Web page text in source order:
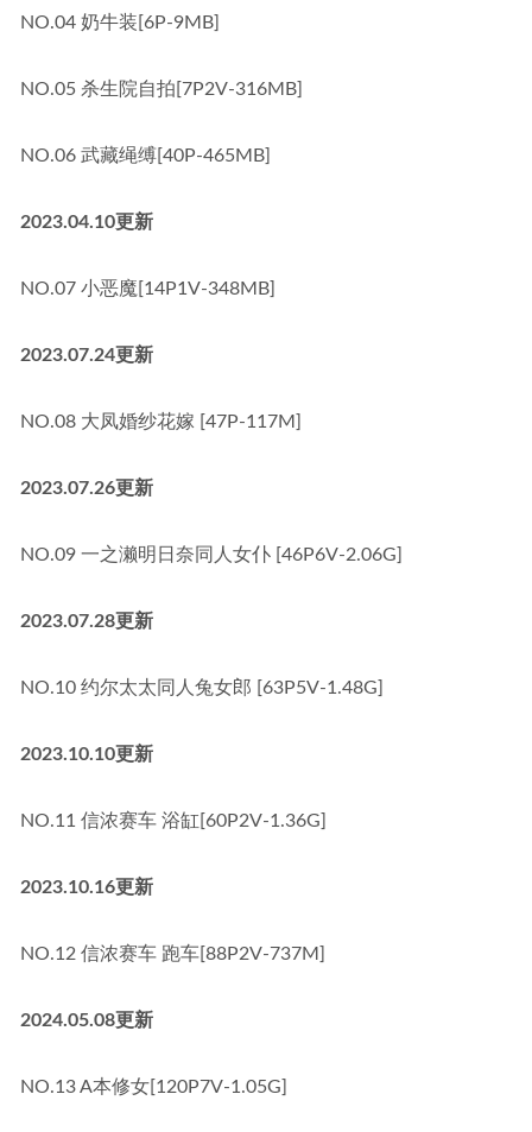
NO.04 奶牛装[6P-9MB]
NO.05 杀生院自拍[7P2V-316MB]
NO.06 武藏绳缚[40P-465MB]
2023.04.10更新
NO.07 小恶魔[14P1V-348MB]
2023.07.24更新
NO.08 大凤婚纱花嫁 [47P-117M]
2023.07.26更新
NO.09 一之濑明日奈同人女仆 [46P6V-2.06G]
2023.07.28更新
NO.10 约尔太太同人兔女郎 [63P5V-1.48G]
2023.10.10更新
NO.11 信浓赛车 浴缸[60P2V-1.36G]
2023.10.16更新
NO.12 信浓赛车 跑车[88P2V-737M]
2024.05.08更新
NO.13 A本修女[120P7V-1.05G]